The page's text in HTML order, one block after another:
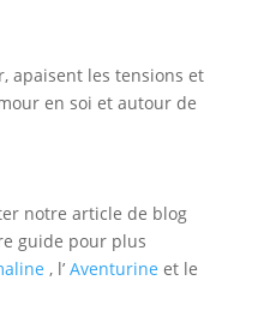
apaisent les tensions et
en soi et autour de
notre article de blog
guide pour plus
, l’ Aventurine et le